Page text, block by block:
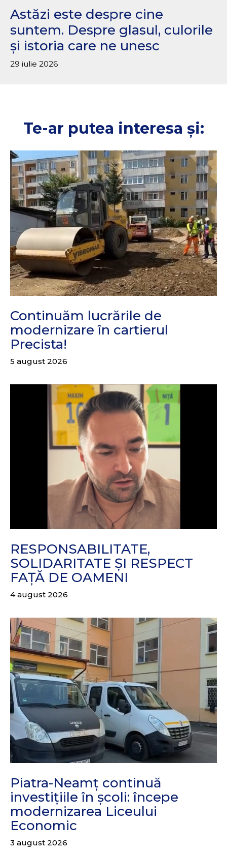
Astăzi este despre cine
suntem. Despre glasul, culorile
și istoria care ne unesc
29 iulie 2026
Te-ar putea interesa și:
Continuăm lucrările de
modernizare în cartierul
Precista!
5 august 2026
RESPONSABILITATE,
SOLIDARITATE ȘI RESPECT
FAȚĂ DE OAMENI
4 august 2026
Piatra-Neamț continuă
investițiile în școli: începe
modernizarea Liceului
Economic
3 august 2026